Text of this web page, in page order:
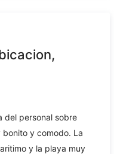
del personal sobre
bonito y comodo. La
y la playa muy